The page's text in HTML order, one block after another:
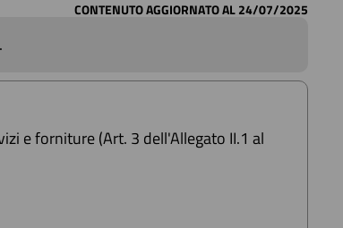
CONTENUTO AGGIORNATO AL 24/07/2025
e forniture (Art. 3 dell'Allegato II.1 al